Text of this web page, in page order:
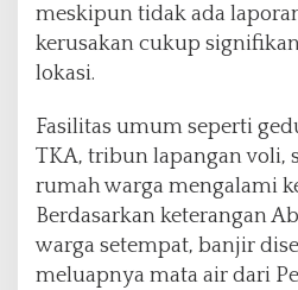
a
a
m
i
n
meskipun tidak ada
kerusakan cukup
lokasi.
Fasilitas umum seperti
TKA, tribun lapangan voli,
rumah warga mengalami
Berdasarkan keterangan
warga setempat, banjir
meluapnya mata air dari